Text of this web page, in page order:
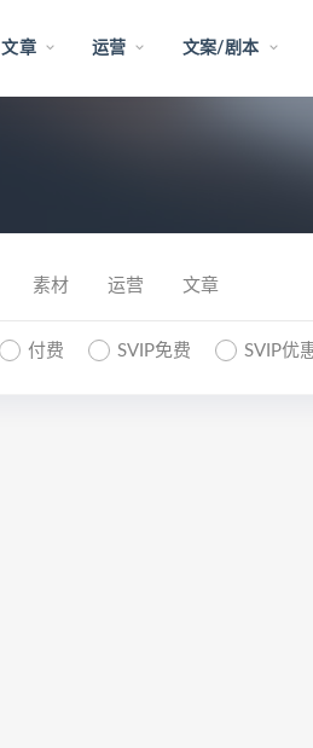
文章 运营 文案/剧本
素材 运营 文章
付费 SVIP免费 SVIP优